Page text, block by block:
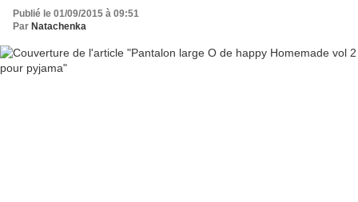
Publié le 01/09/2015 à 09:51
Par Natachenka